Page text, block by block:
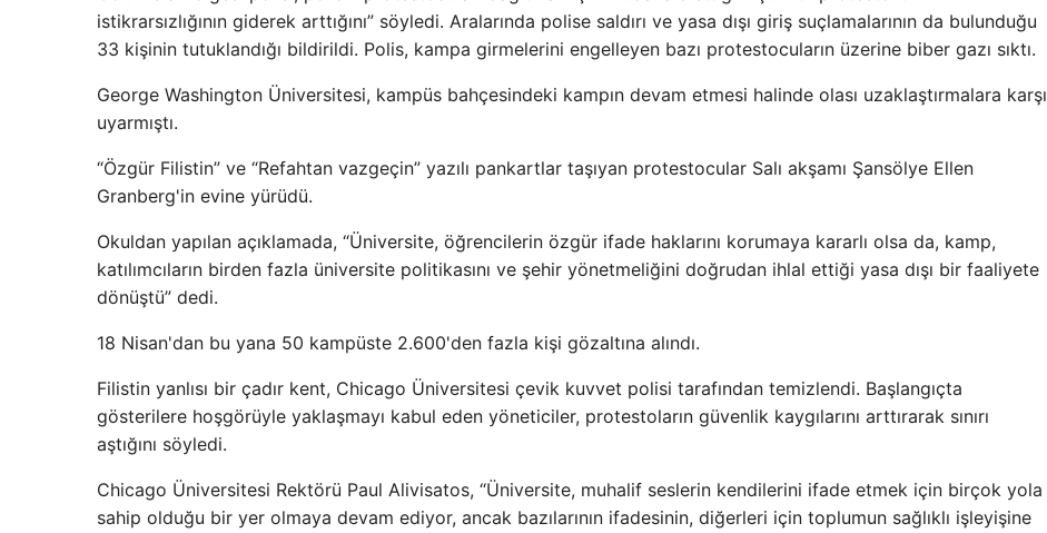
istikrarsızlığının giderek arttığını” söyledi. Aralarında polise saldırı ve yasa dışı giriş suçlamalarının da bulunduğu
33 kişinin tutuklandığı bildirildi. Polis, kampa girmelerini engelleyen bazı protestocuların üzerine biber gazı sıktı.
George Washington Üniversitesi, kampüs bahçesindeki kampın devam etmesi halinde olası uzaklaştırmalara karşı
uyarmıştı.
“Özgür Filistin” ve “Refahtan vazgeçin” yazılı pankartlar taşıyan protestocular Salı akşamı Şansölye Ellen
Granberg'in evine yürüdü.
Okuldan yapılan açıklamada, “Üniversite, öğrencilerin özgür ifade haklarını korumaya kararlı olsa da, kamp, ​​
katılımcıların birden fazla üniversite politikasını ve şehir yönetmeliğini doğrudan ihlal ettiği yasa dışı bir faaliyete
dönüştü” dedi.
18 Nisan'dan bu yana 50 kampüste 2.600'den fazla kişi gözaltına alındı.
Filistin yanlısı bir çadır kent, Chicago Üniversitesi çevik kuvvet polisi tarafından temizlendi. Başlangıçta
gösterilere hoşgörüyle yaklaşmayı kabul eden yöneticiler, protestoların güvenlik kaygılarını arttırarak sınırı
aştığını söyledi.
Chicago Üniversitesi Rektörü Paul Alivisatos, “Üniversite, muhalif seslerin kendilerini ifade etmek için birçok yola
sahip olduğu bir yer olmaya devam ediyor, ancak bazılarının ifadesinin, diğerleri için toplumun sağlıklı işleyişine